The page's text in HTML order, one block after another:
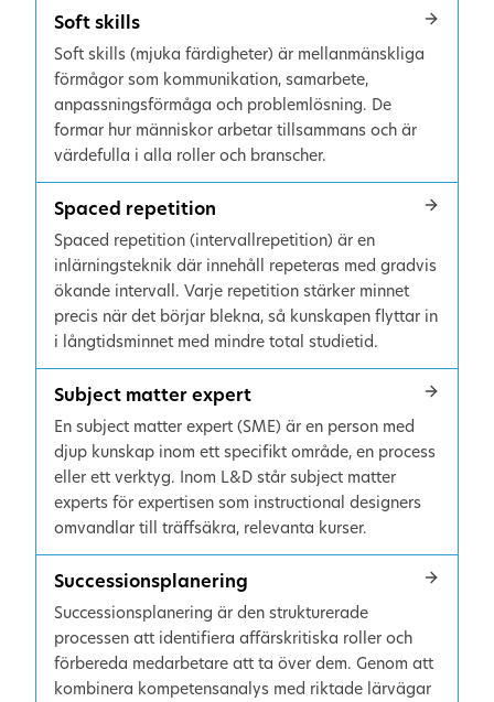
Soft skills
Soft skills (mjuka färdigheter) är mellanmänskliga
förmågor som kommunikation, samarbete,
anpassningsförmåga och problemlösning. De
formar hur människor arbetar tillsammans och är
värdefulla i alla roller och branscher.
Spaced repetition
Spaced repetition (intervallrepetition) är en
inlärningsteknik där innehåll repeteras med gradvis
ökande intervall. Varje repetition stärker minnet
precis när det börjar blekna, så kunskapen flyttar in
i långtidsminnet med mindre total studietid.
Subject matter expert
En subject matter expert (SME) är en person med
djup kunskap inom ett specifikt område, en process
eller ett verktyg. Inom L&D står subject matter
experts för expertisen som instructional designers
omvandlar till träffsäkra, relevanta kurser.
Successionsplanering
Successionsplanering är den strukturerade
processen att identifiera affärskritiska roller och
förbereda medarbetare att ta över dem. Genom att
kombinera kompetensanalys med riktade lärvägar